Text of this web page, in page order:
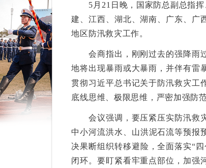
5月21日晚，国家防总副总指挥
建、江西、湖北、湖南、广东、广
地区防汛救灾工作。
会商指出，刚刚过去的强降雨过
地将出现暴雨或大暴雨，并伴有雷
贯彻习近平总书记关于防汛救灾工
底线思维、极限思维，严密加强防
会议强调，要压紧压实防汛救灾
中小河流洪水、山洪泥石流等预报
决果断组织转移避险，全面落实“
闭环。要盯紧看牢重点部位，加强